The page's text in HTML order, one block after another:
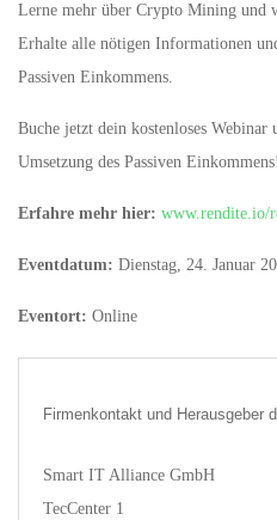
Lerne mehr über Crypto Mining und
Erhalte alle nötigen Informationen
Passiven Einkommens.
Buche jetzt dein kostenloses Webinar
Umsetzung des Passiven Einkommens!
Erfahre mehr hier: www.rendite.io/
Eventdatum: Dienstag, 24. Januar
Eventort: Online
Firmenkontakt und Herausgeber
Smart IT Alliance GmbH
TecCenter 1